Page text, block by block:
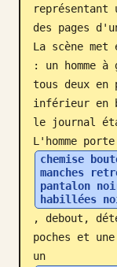
des pages
La scène met
: un homme
tous deux en
inférieur en
le journal
L'homme
chemise
manches
pantalon
habillées
, debout,
poches et
un